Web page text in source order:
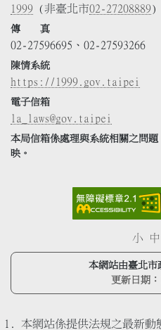
1999 (非臺北市02-27208889)
傳 真
02-27596695、02-27593266
陳情系統
https://1999.gov.taipei
電子信箱
la_laws@gov.taipei
本局信箱係處理與系統相關之問
映。
小 中
本網站由臺北市
更新日期：
本網站係提供法規之最新